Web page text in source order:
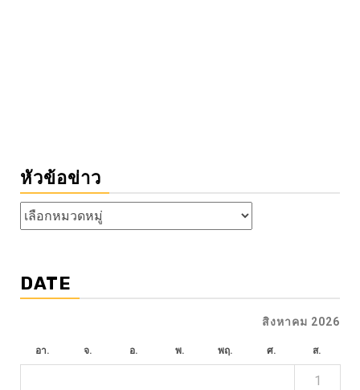
หัวข้อข่าว
หัวข้อ
ข่าว
DATE
สิงหาคม 2026
อา. จ. อ. พ. พฤ. ศ. ส.
1